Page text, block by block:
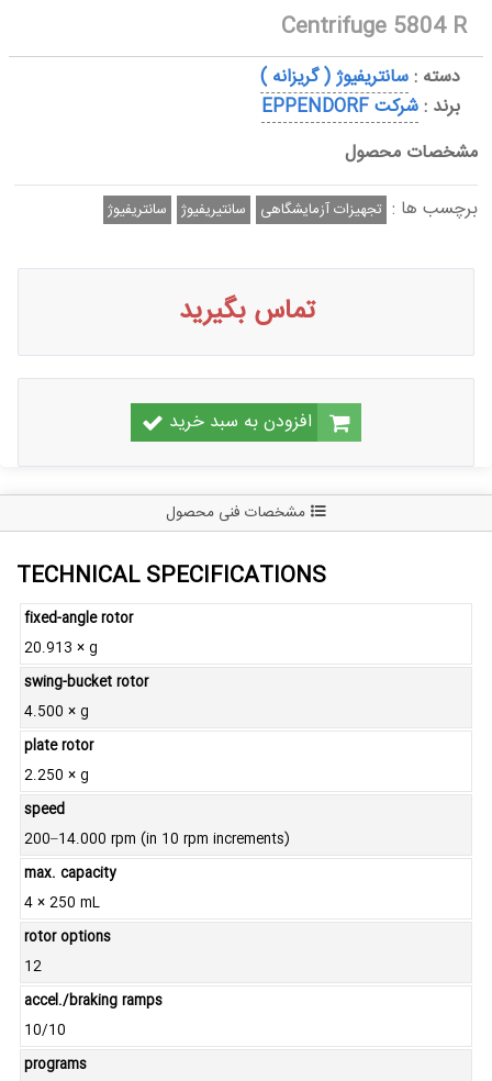
Centrifuge 5804 R
دسته :سانتریفیوژ ( گریزانه )
برند :شرکت EPPENDORF
مشخصات محصول
برچسب ها : تجهیزات آزمایشگاهی سانتیریفیوژ سانتریفیوژ
تماس بگیرید
افزودن به سبد خرید
مشخصات فنی محصول
TECHNICAL SPECIFICATIONS
fixed-angle rotor
20.913 × g
swing-bucket rotor
4.500 × g
plate rotor
2.250 × g
speed
200–14.000 rpm (in 10 rpm increments)
max. capacity
4 × 250 mL
rotor options
12
accel./braking ramps
10/10
programs